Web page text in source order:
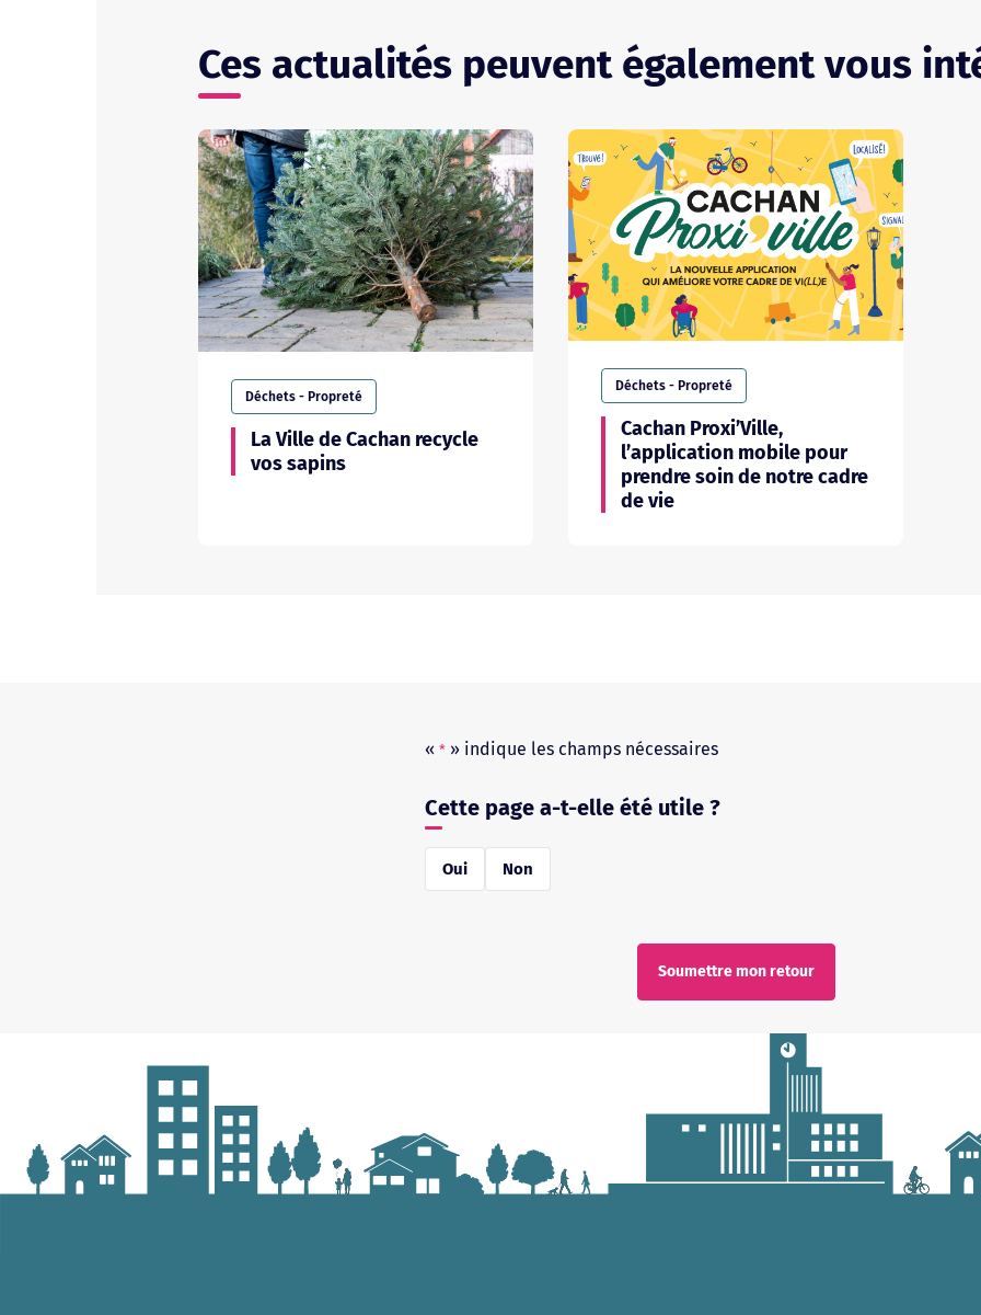
Ces actualités peuvent également vous
Déchets - Propreté
La Ville de Cachan recycle
vos sapins
Déchets - Propreté
Cachan Proxi’Ville,
l’application mobile pour
prendre soin de notre cadre
de vie
« * » indique les champs nécessaires
Cette page a-t-elle été utile ?
réponse
Oui Non
Soumettre mon retour